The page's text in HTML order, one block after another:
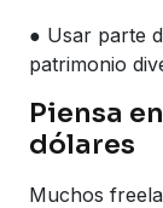
● Usar parte
patrimonio
Piensa
dólares
Muchos